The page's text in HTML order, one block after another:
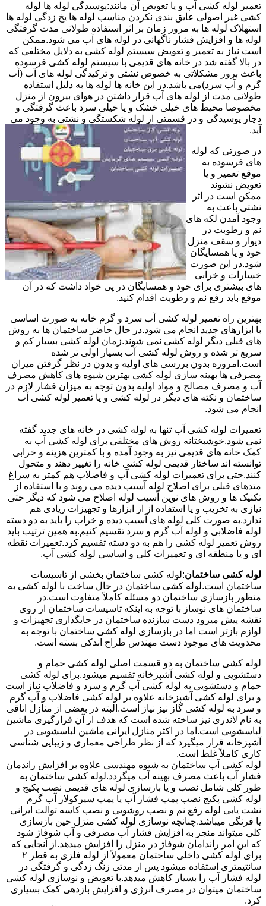
تعمیر لوله کشی آب و یا تعویض آن مانند:پوسیدگی لوله ها لوله
کشی غیر اصولی عایق بندی نکردن مناسب لوله ها یخ زدگی لوله ها
استهلاک لوله ها به مرور زمان بر اثر استفاده طولانی مدت گرفتگی
لوله ها و افزایش فشار ناگهانی در لوله های آب می شود.ممکن
است نیاز به تعمیر و تعویض سیستم لوله کشی به دلایل مختلفی که
در بالا گفته شد در خانه های قدیمی با سیستم لوله کشی فرسوده
باعث بروز مشکلاتی به خصوص نشتی و ترکیدگی لوله های آب (آب
گرم و آب سرد)می باشد.در این خانه ها لوله ها به دلیل استفاده
طولانی مدت از لوله های آب قرار داشتن در هوای بیرون از منزل
مخصوصا محیط های خیلی خشک و یا خیلی سرد باعث گرفتگی و
دچار پوسیدگی و در قسمتی از لوله شکستگی و نشتی به وجود می
آید.
در صورتی که لوله
های فرسوده به
موقع تعمیر و یا
تعویض نشوند
ممکن است در اثر
نشتی باعث به
وجود آمدن لکه های
نم و رطوبت در
دیوار و سقف منزل
خود و یا همسایگان
شود.در این صورت
خسارات و خرابی
های بیشتری برای خود و همسایگان در پی خواد داشت که در آن
موقع باید رفع نم و رطوبت اقدام کنید.
بهترین راه تعمیر لوله کشی آب سرد و گرم خانه به صورت اساسی
با ابزارهای جدید انجام می شود.در حال حاضر ساختمان ها به روش
های قبلی دیگر لوله کشی نمی شوند.زمان لوله کشی بسیار کم و
سریع تر شده و روش لوله کشی آب بسیار اولی تر شده
است.امروزه بدون بررسی های اولیه و بدون در نظر گرفتن میزان
مصرفی ها بهینه سازی لوله کشی بهترین شیوه های کاهش مصرف
آب و مصرف مصالح و مواد اولیه بدون توجه به میزان فشار لازم در
ساختمان و نکته های دیگر در لوله کشی و یا تعمیر لوله کشی آب
انجام می شود.
تعمیرات لوله کشی آب تنها به لوله کشی در خانه های جدید گفته
نمی شود.خوشبختانه روش های مختلفی برای لوله کشی آب به
کمک خانه های قدیمی نیز به وجود آمده و با کمترین هزینه و خرابی
توانسته اند ساختار قدیمی لوله کشی خانه را تغییر دهند و متحول
کنند.حتی برای تعمیرات لوله کشی آب و فاضلاب هم کمتر به سراغ
متدهای قبلی برای اصلاح لوله آسیب دیده می روند و با استفاده از
تکنیک ها و روش های نوین آسیب لوله اصلاح می شود که دیگر حتی
نیازی به تخریب و یا استفاده از از ابزارها و تجهیزات زیادی هم
ندارد.به صورت کلی لوله های آسیب دیده و خراب را باید به دو دسته
لوله فاضلابی و لوله آب گرم و سرد تقسیم کنیم.به همین ترتیب باید
روش تعمیر لوله کشی را هم به دو دسته تقسیم کرد.تعمیرات نقطه
ای و یا منطقه ای و تعمیرات کلی و اساسی لوله کشی آب.
لوله کشی ساختمان:لوله کشی ساختمان بخشی از تاسیسات
ساختمان است.لوله کشی ساختمان در حال ساخت با لوله کشی به
منظور بازسازی ساختمان دو مسئله کاملاً متفاوت است.در
ساختمان های نوساز با توجه به اینکه تاسیسات ساختمان از روی
نقشه پیش میرود دست سازنده ساختمان در جایگذاری تجهیزات و
لوازم بازتر است اما در بازسازی لوله کشی ساختمان با توجه به
محدویت های موجود دست مهندس طراح اندکی بسته است.
لوله کشی ساختمان به دو قسمت اصلی لوله کشی حمام و
دستشویی و لوله کشی آشپزخانه تقسیم میشود.برای لوله کشی
حمام و دستشویی به لوله کشی آب گرم و سرد و فاضلاب نیاز است
و برای لوله کشی آشپزخانه علاوه بر لوله کشی فاضلاب و آب گرم
و سرد به لوله کشی گاز نیز نیاز است.البته در بعضی از منازل اتاقی
به نام لاندری نیز ساخته شده است که هدف از آن قرارگیری ماشین
لباسشویی است.اما در اکثر منازل ایرانی ماشین لباسشویی در
آشپزخانه قرار میگیرد که از نظر طراحی معماری و زیبایی شناسی
کاری کاملاً غلط است.
لوله کشی آب ساختمان به شیوه مهندسی علاوه بر افزایش راندمان
فشار آب باعث مصرف بهینه آب میگردد.لوله کشی ساختمان به
طور کلی شامل نصب و یا بازسازی لوله های قدیمی نصب پکیج و
لوله کشی پکیج نصب پمپ فشار آب یا پمپ سیرکولار آب گرم
نشت یابی لوله رفع نم و نصب روشویی و نصب کاسه توالت ایرانی
یا فرنگی میباشد.چنانچه نوسازی لوله کشی منزل حین بازسازی
کلی میتواند منجر به افزایش فشار آب مصرفی و آب شوفاژ شود
که این امر راندامان شوفاژ در منزل را افزایش میدهد.از آنجایی که
برای لوله کشی داخلی ساختمان معمولاً از لوله فلزی به قطر ۲
سانتیمتری استفاده میشود پس از مدتی زنگ زدگی و گرفتگی در
لوله فشار آب را بسیار کاهش میدهد.با تعویض و نوسازی لوله کشی
ساختمان میتوان در مصرف انرژی و افزایش بازدهی کمک بسیاری
کرد.